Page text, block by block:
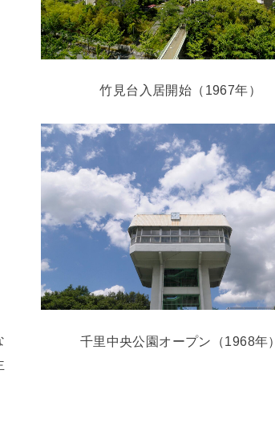
竹見台入居開始（1967年）
千里中央公園オープン（1968年）